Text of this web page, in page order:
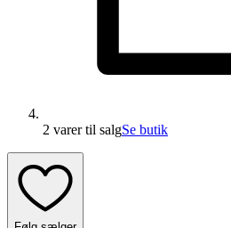
2 varertil salgSe butik